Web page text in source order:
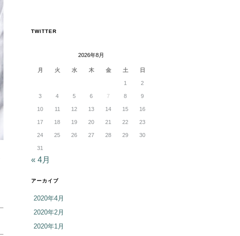
TWITTER
2026年8月
月 火 水 木 金 土 日
1 2
3 4 5 6 7 8 9
10 11 12 13 14 15 16
17 18 19 20 21 22 23
24 25 26 27 28 29 30
31
« 4月
アーカイブ
2020年4月
2020年2月
2020年1月